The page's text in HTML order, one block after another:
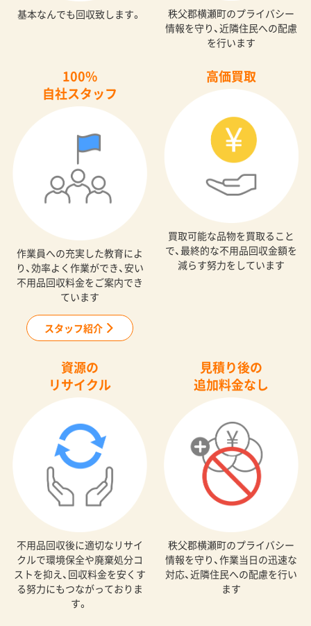
基本なんでも回収致します。
秩父郡横瀬町のプライバシー
情報を守り、近隣住民への配慮
を行います
100%
自社スタッフ
作業員への充実した教育によ
り、効率よく作業ができ、安い
不用品回収料金をご案内でき
ています
スタッフ紹介
高価買取
買取可能な品物を買取ること
で、最終的な不用品回収金額を
減らす努力をしています
資源の
リサイクル
不用品回収後に適切なリサイ
クルで環境保全や廃棄処分コ
ストを抑え、回収料金を安くす
る努力にもつながっておりま
す。
見積り後の
追加料金なし
秩父郡横瀬町のプライバシー
情報を守り、作業当日の迅速な
対応、近隣住民への配慮を行い
ます